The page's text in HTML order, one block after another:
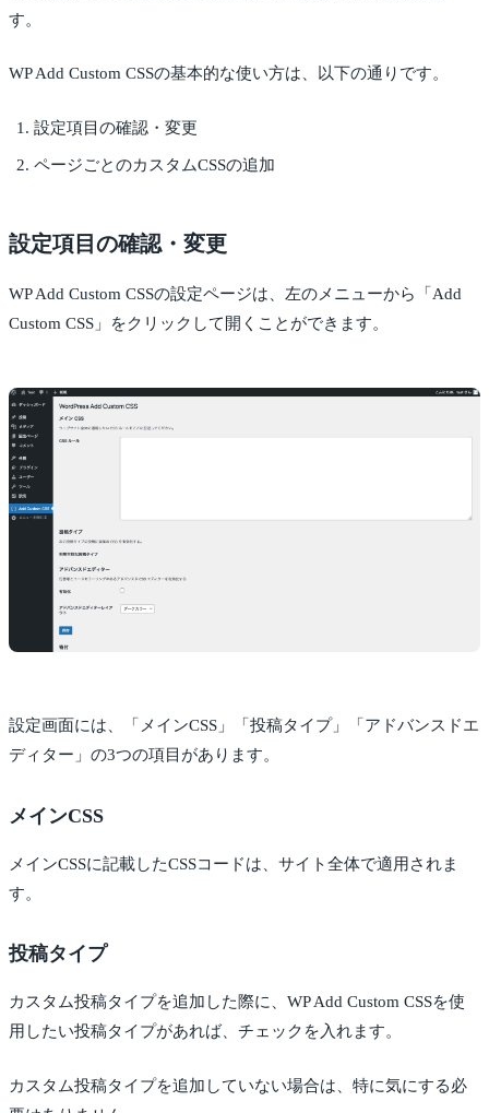
す。
WP Add Custom CSSの基本的な使い方は、以下の通りです。
設定項目の確認・変更
ページごとのカスタムCSSの追加
設定項目の確認・変更
WP Add Custom CSSの設定ページは、左のメニューから「Add
Custom CSS」をクリックして開くことができます。
設定画面には、「メインCSS」「投稿タイプ」「アドバンスドエ
ディター」の3つの項目があります。
メインCSS
メインCSSに記載したCSSコードは、サイト全体で適用されま
す。
投稿タイプ
カスタム投稿タイプを追加した際に、WP Add Custom CSSを使
用したい投稿タイプがあれば、チェックを入れます。
カスタム投稿タイプを追加していない場合は、特に気にする必